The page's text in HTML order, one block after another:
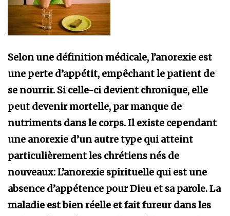
Selon une définition médicale, l’anorexie est
une perte d’appétit, empêchant le patient de
se nourrir. Si celle-ci devient chronique, elle
peut devenir mortelle, par manque de
nutriments dans le corps. Il existe cependant
une anorexie d’un autre type qui atteint
particulièrement les chrétiens nés de
nouveaux: L’anorexie spirituelle qui est une
absence d’appétence pour Dieu et sa parole. La
maladie est bien réelle et fait fureur dans les